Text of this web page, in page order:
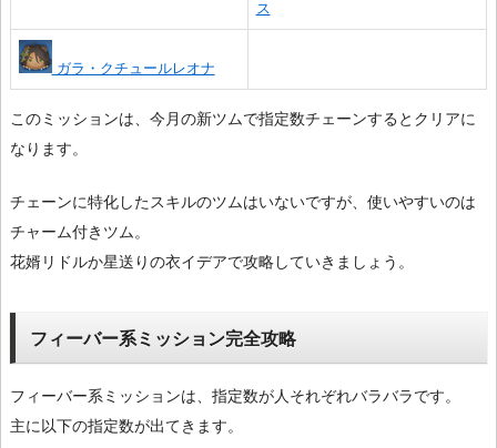
ス
ガラ・クチュールレオナ
このミッションは、今月の新ツムで指定数チェーンするとクリアに
なります。
チェーンに特化したスキルのツムはいないですが、使いやすいのは
チャーム付きツム。
花婿リドルか星送りの衣イデアで攻略していきましょう。
フィーバー系ミッション完全攻略
フィーバー系ミッションは、指定数が人それぞれバラバラです。
主に以下の指定数が出てきます。